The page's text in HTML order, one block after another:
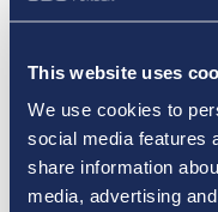
This website uses
We use cookies to
social media features
share information
media, advertising
trade wars, and a
Se kursusDownload